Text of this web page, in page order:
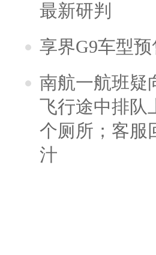
最新研判
享界G9车型
南航一航班疑
飞行途中排队
个厕所；客服
汁